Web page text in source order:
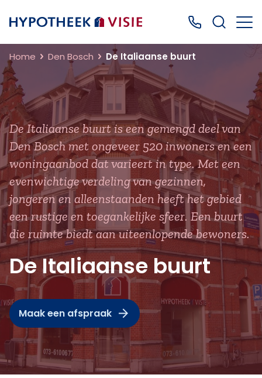
Terug naar home Bel ons: 0499
Home Den Bosch De Italiaanse buurt
De Italiaanse buurt is een gemengd deel van
Den Bosch met ongeveer 520 inwoners en een
woningaanbod dat varieert in type. Met een
evenwichtige verdeling van gezinnen,
jongeren en alleenstaanden heeft het gebied
een rustige en toegankelijke sfeer. Een buurt
die ruimte biedt aan uiteenlopende bewoners.
De Italiaanse buurt
Maak een afspraak